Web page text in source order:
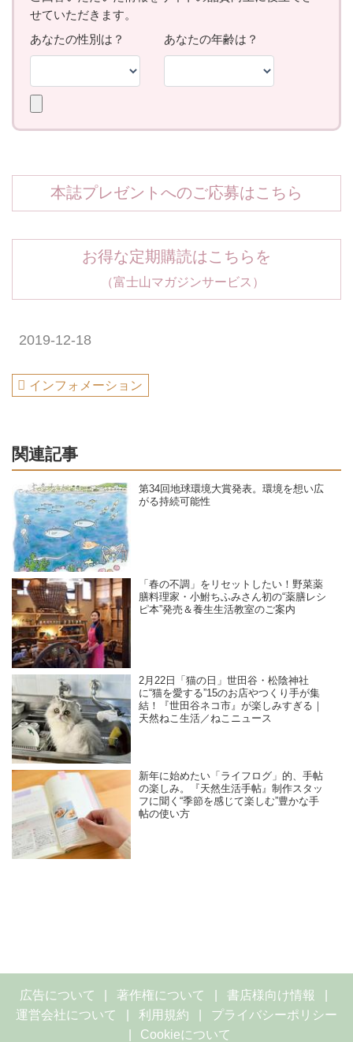
本誌プレゼントへのご応募はこちら
お得な定期購読はこちらを
（富士山マガジンサービス）
2019-12-18
インフォメーション
関連記事
第34回地球環境大賞発表。環境を想い広
がる持続可能性
「春の不調」をリセットしたい！野菜薬
膳料理家・小鮒ちふみさん初の“薬膳レシ
ピ本”発売＆養生生活教室のご案内
2月22日「猫の日」世田谷・松陰神社
に“猫を愛する”15のお店やつくり手が集
結！『世田谷ネコ市』が楽しみすぎる｜
天然ねこ生活／ねこニュース
新年に始めたい「ライフログ」的、手帖
の楽しみ。『天然生活手帖』制作スタッ
フに聞く“季節を感じて楽しむ”豊かな手
帖の使い方
広告について 著作権について
書店様向け情報
運営会社について
利用規約
プライバシーポリシー
Cookieについて